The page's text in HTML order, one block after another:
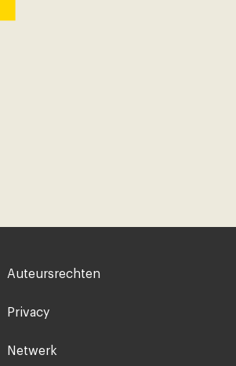
Voet
Auteursrechten
Privacy
Netwerk